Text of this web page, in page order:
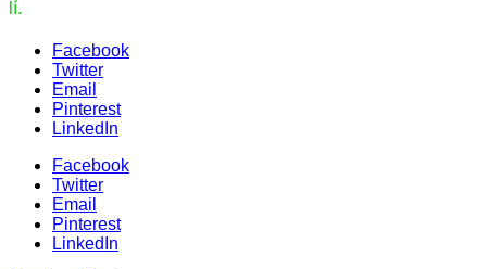
lí.
Facebook
Twitter
Email
Pinterest
LinkedIn
Facebook
Twitter
Email
Pinterest
LinkedIn